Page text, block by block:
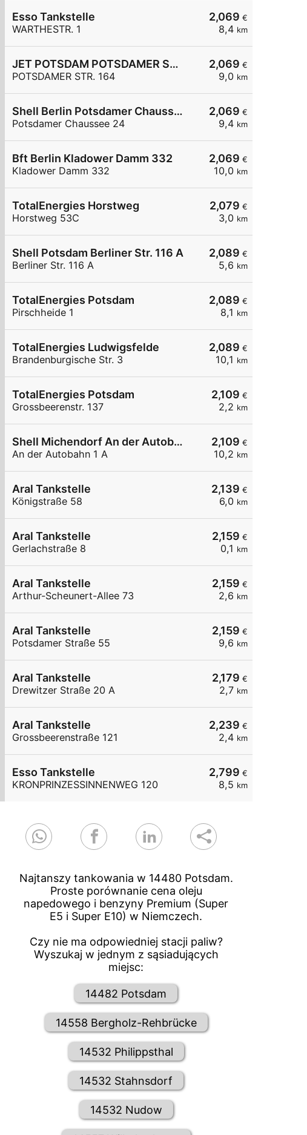
2,069 €
8,4 km
Esso Tankstelle
WARTHESTR. 1
2,069 €
9,0 km
JET POTSDAM POTSDAMER STR. 164
POTSDAMER STR. 164
2,069 €
9,4 km
Shell Berlin Potsdamer Chaussee 24
Potsdamer Chaussee 24
2,069 €
10,0 km
Bft Berlin Kladower Damm 332
Kladower Damm 332
2,079 €
3,0 km
TotalEnergies Horstweg
Horstweg 53C
2,089 €
5,6 km
Shell Potsdam Berliner Str. 116 A
Berliner Str. 116 A
2,089 €
8,1 km
TotalEnergies Potsdam
Pirschheide 1
2,089 €
10,1 km
TotalEnergies Ludwigsfelde
Brandenburgische Str. 3
2,109 €
2,2 km
TotalEnergies Potsdam
Grossbeerenstr. 137
2,109 €
10,2 km
Shell Michendorf An der Autobahn 1 A
An der Autobahn 1 A
2,139 €
6,0 km
Aral Tankstelle
Königstraße 58
2,159 €
0,1 km
Aral Tankstelle
Gerlachstraße 8
2,159 €
2,6 km
Aral Tankstelle
Arthur-Scheunert-Allee 73
2,159 €
9,6 km
Aral Tankstelle
Potsdamer Straße 55
2,179 €
2,7 km
Aral Tankstelle
Drewitzer Straße 20 A
2,239 €
2,4 km
Aral Tankstelle
Grossbeerenstraße 121
2,799 €
8,5 km
Esso Tankstelle
KRONPRINZESSINNENWEG 120
Najtanszy tankowania w 14480 Potsdam.
Proste porównanie cena oleju
napedowego i benzyny Premium (Super
E5 i Super E10) w Niemczech.
Czy nie ma odpowiedniej stacji paliw?
Wyszukaj w jednym z sąsiadujących
miejsc:
14482 Potsdam
14558 Bergholz-Rehbrücke
14532 Philippsthal
14532 Stahnsdorf
14532 Nudow